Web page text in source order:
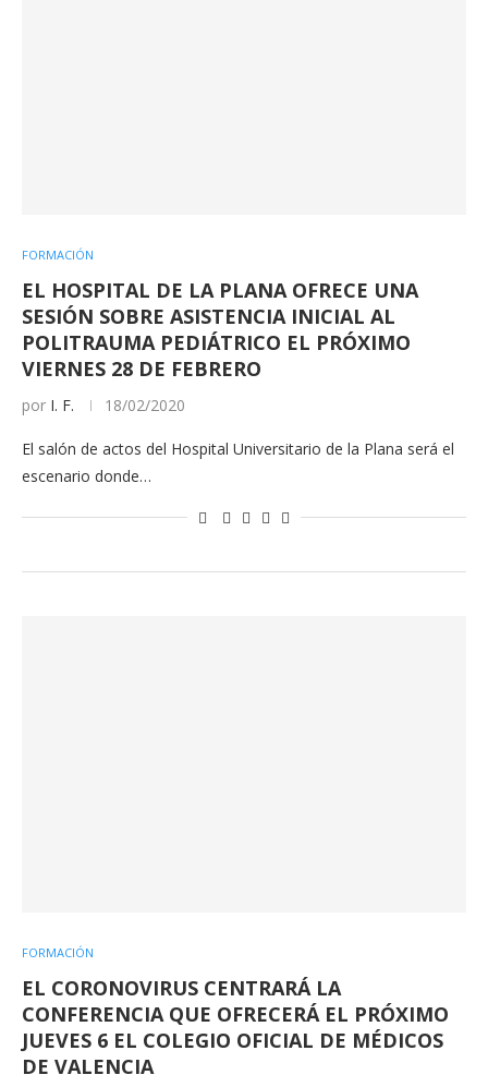
FORMACIÓN
EL HOSPITAL DE LA PLANA OFRECE UNA
SESIÓN SOBRE ASISTENCIA INICIAL AL
POLITRAUMA PEDIÁTRICO EL PRÓXIMO
VIERNES 28 DE FEBRERO
por I. F. 18/02/2020
El salón de actos del Hospital Universitario de la Plana será el
escenario donde…
FORMACIÓN
EL CORONOVIRUS CENTRARÁ LA
CONFERENCIA QUE OFRECERÁ EL PRÓXIMO
JUEVES 6 EL COLEGIO OFICIAL DE MÉDICOS
DE VALENCIA